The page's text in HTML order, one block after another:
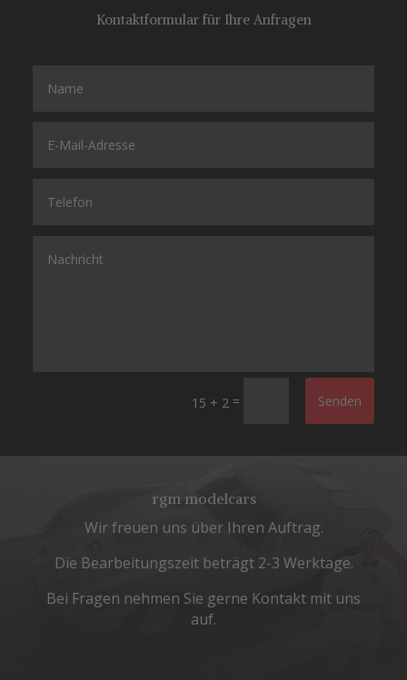
Kontaktformular für Ihre Anfragen
15 + 2 = Senden
rgm modelcars
Wir freuen uns über Ihren Auftrag.
Die Bearbeitungszeit beträgt 2-3 Werktage.
Bei Fragen nehmen Sie gerne Kontakt mit uns
auf.